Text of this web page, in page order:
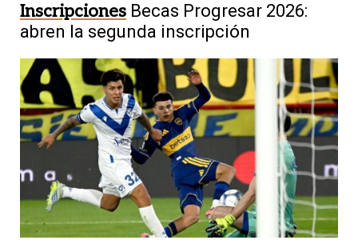
Inscripciones Becas Progresar 2026:
abren la segunda inscripción